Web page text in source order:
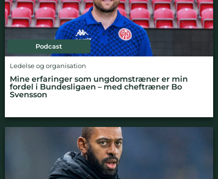
Podcast
Ledelse og organisation
Mine erfaringer som ungdomstræner er min
fordel i Bundesligaen – med cheftræner Bo
Svensson